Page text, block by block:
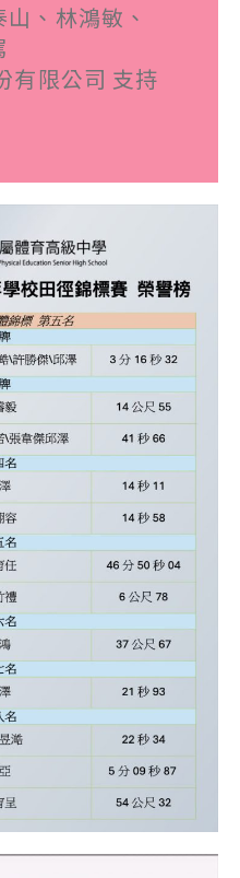
山、林鴻敏、
有限公司 支持